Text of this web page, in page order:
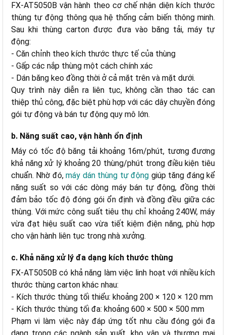
FX-AT5050B vận hành theo cơ chế nhận diện kích thước
thùng tự động thông qua hệ thống cảm biến thông minh.
Sau khi thùng carton được đưa vào băng tải, máy tự
động:
- Căn chỉnh theo kích thước thực tế của thùng
- Gấp các nắp thùng một cách chính xác
- Dán băng keo đồng thời ở cả mặt trên và mặt dưới.
Quy trình này diễn ra liên tục, không cần thao tác can
thiệp thủ công, đặc biệt phù hợp với các dây chuyền đóng
gói tự động và bán tự động quy mô lớn.
b. Năng suất cao, vận hành ổn định
Máy có tốc độ băng tải khoảng 16m/phút, tương đương
khả năng xử lý khoảng 20 thùng/phút trong điều kiện tiêu
chuẩn. Nhờ đó,máy dán thùng tự động giúp tăng đáng kể
năng suất so với các dòng máy bán tự động, đồng thời
đảm bảo tốc độ đóng gói ổn định và đồng đều giữa các
thùng. Với mức công suất tiêu thụ chỉ khoảng 240W, máy
vừa đạt hiệu suất cao vừa tiết kiệm điện năng, phù hợp
cho vận hành liên tục trong nhà xưởng.
c. Khả năng xử lý đa dạng kích thước thùng
FX-AT5050B có khả năng làm việc linh hoạt với nhiều kích
thước thùng carton khác nhau:
- Kích thước thùng tối thiểu: khoảng 200 × 120 × 120 mm
- Kích thước thùng tối đa: khoảng 600 × 500 × 500 mm
Phạm vi làm việc này đáp ứng tốt nhu cầu đóng gói đa